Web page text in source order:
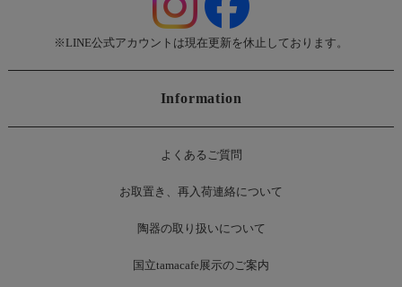
※LINE公式アカウントは現在更新を休止しております。
Information
よくあるご質問
お取置き、再入荷連絡について
陶器の取り扱いについて
国立tamacafe展示のご案内